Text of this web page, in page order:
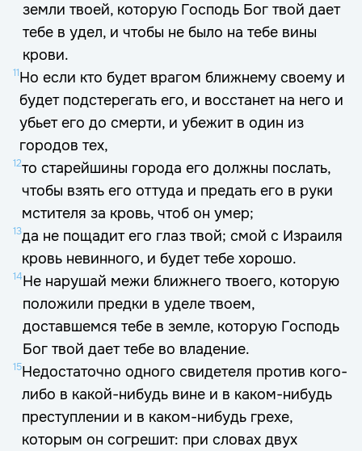
земли твоей, которую Господь Бог твой дает
тебе в удел, и чтобы не было на тебе вины
крови.
11Но если кто будет врагом ближнему своему и
будет подстерегать его, и восстанет на него и
убьет его до смерти, и убежит в один из
городов тех,
12то старейшины города его должны послать,
чтобы взять его оттуда и предать его в руки
мстителя за кровь, чтоб он умер;
13да не пощадит его глаз твой; смой с Израиля
кровь невинного, и будет тебе хорошо.
14Не нарушай межи ближнего твоего, которую
положили предки в уделе твоем,
доставшемся тебе в земле, которую Господь
Бог твой дает тебе во владение.
15Недостаточно одного свидетеля против кого-
либо в какой-нибудь вине и в каком-нибудь
преступлении и в каком-нибудь грехе,
которым он согрешит: при словах двух